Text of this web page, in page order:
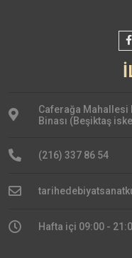
Caferağa Mahallesi
Binası (Beşiktaş
(216) 337 86 54
Hafta içi 09:00 -